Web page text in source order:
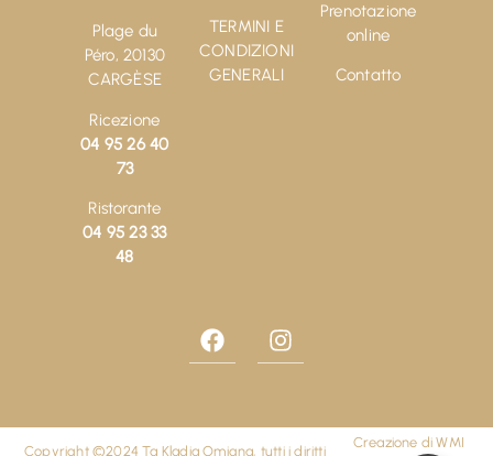
TERMINI E
CONDIZIONI
GENERALI
Plage du
Péro, 20130
CARGÈSE
Ricezione
04 95 26 40
73
Ristorante
04 95 23 33
48
Prenotazione
online
Contatto
Copyright ©2024 Ta Kladia Omigna, tutti i diritti
Creazione diWMI